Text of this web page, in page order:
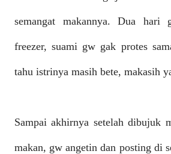
semangat makannya. Dua
freezer, suami gw gak protes
tahu istrinya masih bete, makasih
Sampai akhirnya setelah dibujuk
makan, gw angetin dan posting di